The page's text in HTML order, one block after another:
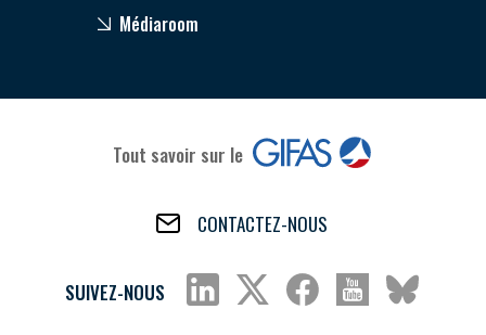
Médiaroom
Tout savoir sur le
CONTACTEZ-NOUS
SUIVEZ-NOUS